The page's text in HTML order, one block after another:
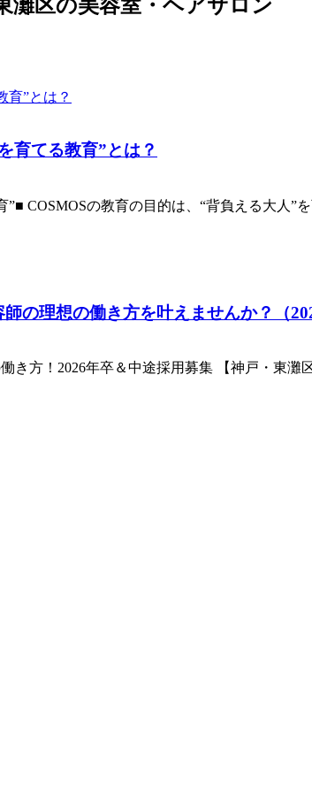
灘区の美容室・ヘアサロン
育てる教育”とは？
COSMOSの教育の目的は、“背負える大人
の理想の働き方を叶えませんか？（
き方！2026年卒＆中途採用募集 【神戸・東